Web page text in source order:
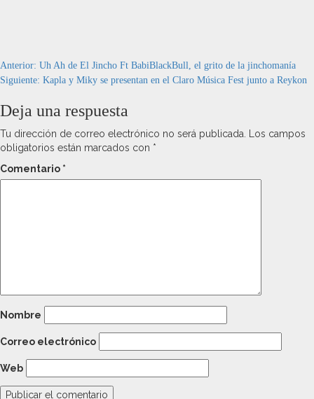
Navegación
de
entradas
Anterior: Uh Ah de El Jincho Ft BabiBlackBull, el grito de la jinchomanía
Siguiente: Kapla y Miky se presentan en el Claro Música Fest junto a Reykon
Deja una respuesta
Tu dirección de correo electrónico no será publicada. Los campos
obligatorios están marcados con *
Comentario *
Nombre
Correo electrónico
Web